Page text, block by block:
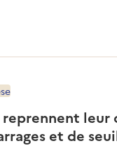
leur
et de